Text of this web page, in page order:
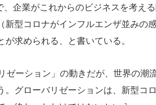
企業がこれからのビジネスを考え
型コロナがインフルエンザ並みの
求められる、と書いている。
ーション」の動きだが、世界の潮
グローバリゼーションは、新型コ